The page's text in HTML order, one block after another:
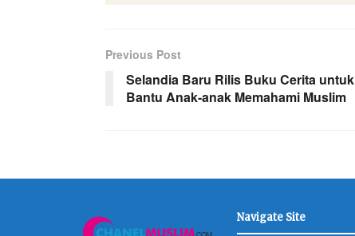
Previous Post
Selandia Baru Rilis Buku Cerita untuk
Bantu Anak-anak Memahami Muslim
Navigate Site